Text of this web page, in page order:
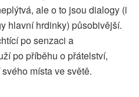
ale o to jsou dialogy (i
hlavní hrdinky) působivější.
po senzaci a
po příběhu o přátelství,
místa ve světě.